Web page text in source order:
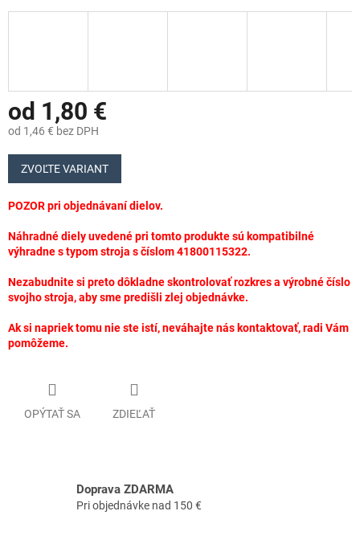
od 1,80 €
od 1,46 € bez DPH
Jednotková
cena:
ZVOĽTE VARIANT
POZOR pri objednávaní dielov.
Náhradné diely uvedené pri tomto produkte sú kompatibilné
výhradne s typom stroja s číslom 41800115322.
Nezabudnite si preto dôkladne skontrolovať rozkres a výrobné číslo
svojho stroja, aby sme predišli zlej objednávke.
Ak si napriek tomu nie ste istí, neváhajte nás kontaktovať, radi Vám
pomôžeme.
OPÝTAŤ SA ZDIEĽAŤ
Doprava ZDARMA
Pri objednávke nad 150 €